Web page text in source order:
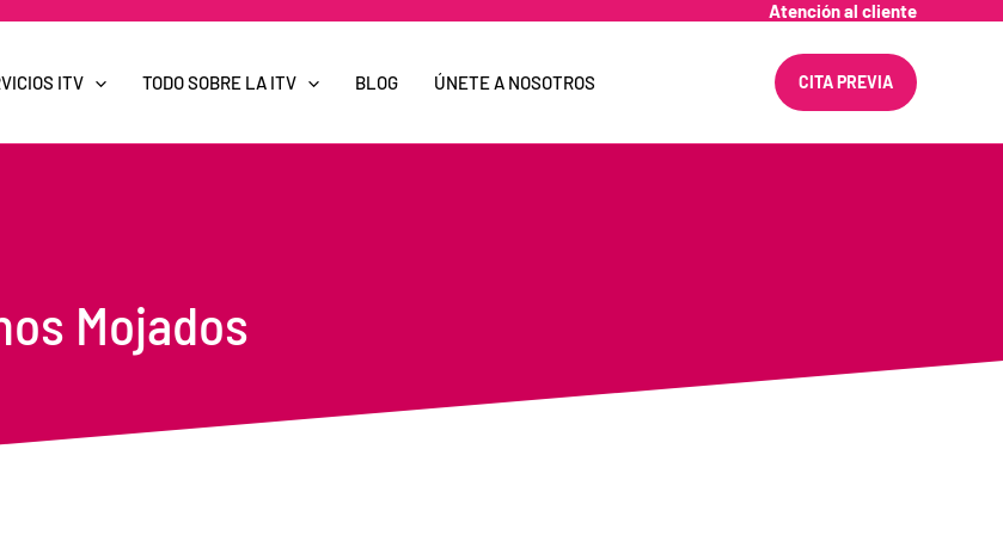
Atención al cliente
ITV TODO SOBRE LA ITV BLOG ÚNETE A NOSOTROS CITA PREVIA
Mojados